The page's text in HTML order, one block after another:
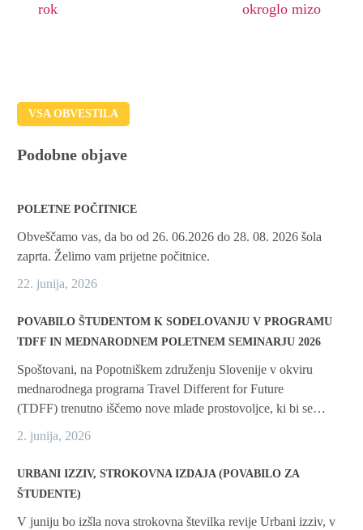
rok
okroglo mizo
VSA OBVESTILA
Podobne objave
POLETNE POČITNICE
Obveščamo vas, da bo od 26. 06.2026 do 28. 08. 2026 šola
zaprta. Želimo vam prijetne počitnice.
22. junija, 2026
POVABILO ŠTUDENTOM K SODELOVANJU V PROGRAMU
TDFF IN MEDNARODNEM POLETNEM SEMINARJU 2026
Spoštovani, na Popotniškem združenju Slovenije v okviru
mednarodnega programa Travel Different for Future
(TDFF) trenutno iščemo nove mlade prostovoljce, ki bi se…
2. junija, 2026
URBANI IZZIV, STROKOVNA IZDAJA (POVABILO ZA
ŠTUDENTE)
V juniju bo izšla nova strokovna številka revije Urbani izziv, v